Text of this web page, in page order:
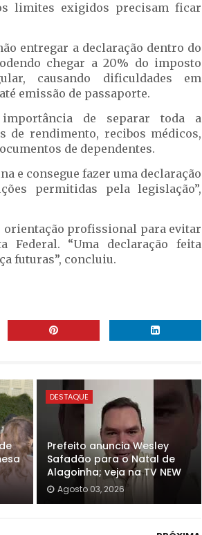
limites exigidos precisam ficar
entregar a declaração dentro do
chegar a 20% do imposto
causando dificuldades em
emissão de passaporte.
de separar toda a
de rendimento, recibos médicos,
de dependentes.
e consegue fazer uma declaração
permitidas pela legislação”,
orientação profissional para evitar
Federal. “Uma declaração feita
futuras”, concluiu.
DESTAQUE
Prefeito anuncia Wesley
Safadão para o Natal de
Alagoinha; veja na TV NEW
Agosto 03, 2026